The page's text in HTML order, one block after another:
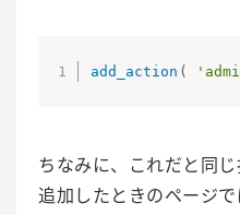
add_action (
ちなみに、これだと同
追加したときのページ